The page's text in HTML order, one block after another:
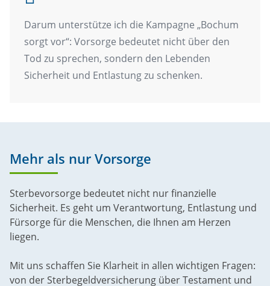
Darum unterstütze ich die Kampagne „Bochum
sorgt vor“: Vorsorge bedeutet nicht über den
Tod zu sprechen, sondern den Lebenden
Sicherheit und Entlastung zu schenken.
Mehr als nur Vorsorge
Sterbevorsorge bedeutet nicht nur finanzielle
Sicherheit. Es geht um Verantwortung, Entlastung und
Fürsorge für die Menschen, die Ihnen am Herzen
liegen.
Mit uns schaffen Sie Klarheit in allen wichtigen Fragen:
von der Sterbegeldversicherung über Testament und